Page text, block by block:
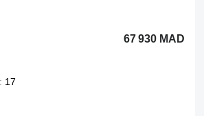
67 930 MAD
17